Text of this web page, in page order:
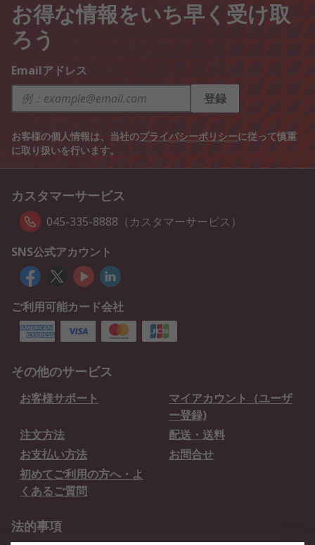
お得な情報をいち早く受け取
ろう
Emailアドレス
登録
お客様の個人情報は、当社のプライバシーポリシーに従って慎重
に取り扱いを行います。
カスタマーサービス
045-335-8888（カスタマーサービス）
SNS公式アカウント
ご利用可能カード会社
その他のサービス
お客様サポート
マイアカウント（ユーザ
ー登録)
注文方法
配送・送料
お支払い方法
お問合せ
初めてご利用の方へ・よ
くあるご質問
法的事項